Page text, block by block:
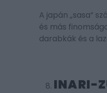
A japán „sasa”
és más
darabkák és a
INARI-